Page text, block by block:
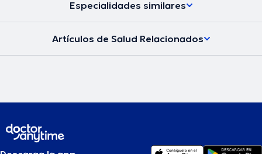
Especialidades similares
Artículos de Salud Relacionados